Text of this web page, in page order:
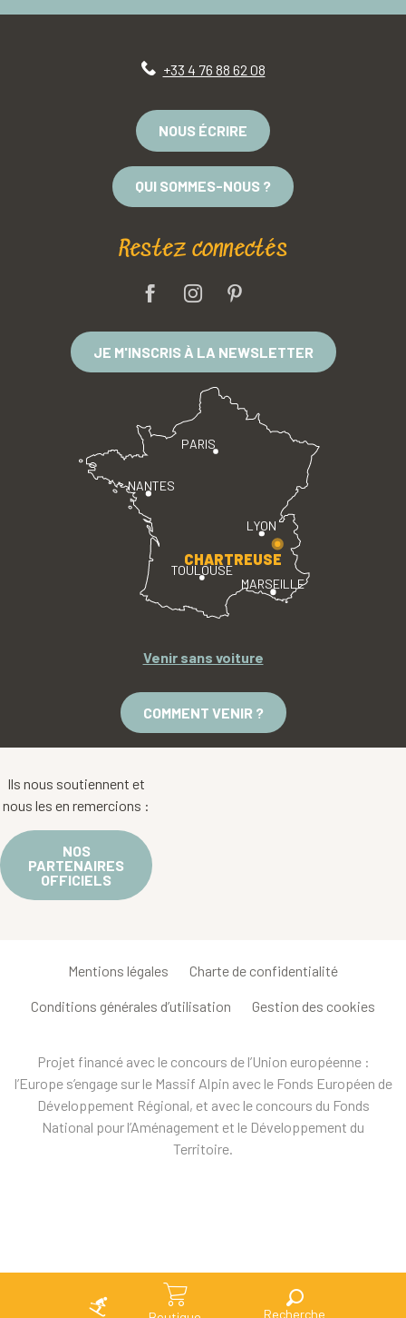
Recherche
+33 4 76 88 62 08
NOUS ÉCRIRE
QUI SOMMES-NOUS ?
Restez connectés
JE M'INSCRIS À LA NEWSLETTER
PARIS
LYON
TOULOUSE
MARSEILLE
NANTES
CHARTREUSE
Venir sans voiture
COMMENT VENIR ?
Ils nous soutiennent et
nous les en remercions :
NOS
PARTENAIRES
OFFICIELS
Mentions légales Charte de confidentialité
Conditions générales d’utilisation Gestion des cookies
Projet financé avec le concours de l’Union européenne :
l’Europe s’engage sur le Massif Alpin avec le Fonds Européen de
Développement Régional, et avec le concours du Fonds
National pour l’Aménagement et le Développement du
Territoire.